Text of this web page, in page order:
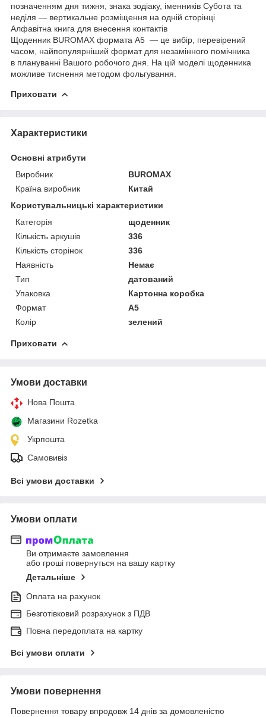
позначенням дня тижня, знака зодіаку, іменників Субота та
неділя — вертикальне розміщення на одній сторінці
Алфавітна книга для внесення контактів
Щоденник BUROMAX формата А5 — це вибір, перевірений
часом, найпопулярніший формат для незамінного помічника
в плануванні Вашого робочого дня. На цій моделі щоденника
можливе тиснення методом фольгування.
Приховати
Характеристики
Основні атрибути
Виробник
BUROMAX
Країна виробник
Китай
Користувальницькі характеристики
Категорія
щоденник
Кількість аркушів
336
Кількість сторінок
336
Наявність
Немає
Тип
датований
Упаковка
Картонна коробка
Формат
A5
Колір
зелений
Приховати
Умови доставки
Нова Пошта
Магазини Rozetka
Укрпошта
Самовивіз
Всі умови доставки
Умови оплати
Ви отримаєте замовлення
або гроші повернуться на вашу картку
Детальніше
Оплата на рахунок
Безготівковий розрахунок з ПДВ
Повна передоплата на картку
Всі умови оплати
Умови повернення
Повернення товару впродовж 14 днів за домовленістю